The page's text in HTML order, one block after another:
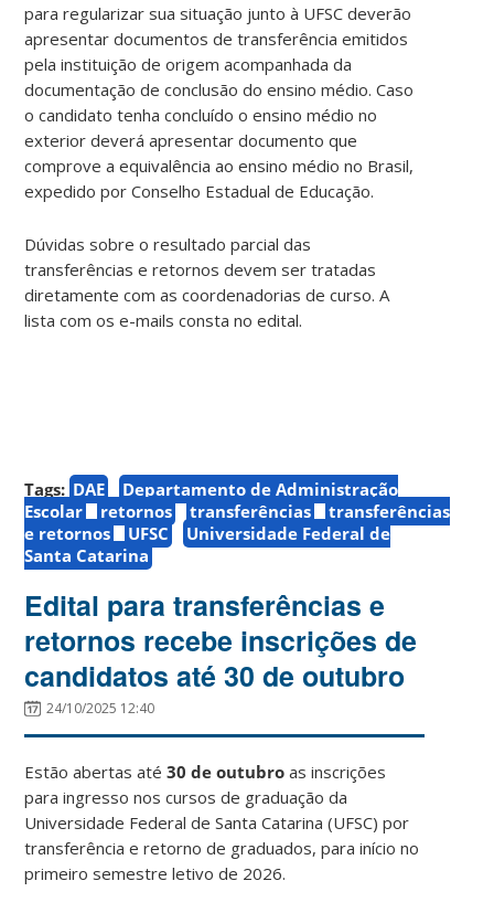
para regularizar sua situação junto à UFSC deverão
apresentar documentos de transferência emitidos
pela instituição de origem acompanhada da
documentação de conclusão do ensino médio. Caso
o candidato tenha concluído o ensino médio no
exterior deverá apresentar documento que
comprove a equivalência ao ensino médio no Brasil,
expedido por Conselho Estadual de Educação.
Dúvidas sobre o resultado parcial das
transferências e retornos devem ser tratadas
diretamente com as coordenadorias de curso. A
lista com os e-mails consta no edital.
Tags: DAE
Departamento de Administração
Escolar
retornos transferências
transferências
e retornos
UFSC
Universidade Federal de
Santa Catarina
Edital para transferências e
retornos recebe inscrições de
candidatos até 30 de outubro
24/10/2025 12:40
Estão abertas até30 de outubro as inscrições
para ingresso nos cursos de graduação da
Universidade Federal de Santa Catarina (UFSC) por
transferência e retorno de graduados, para início no
primeiro semestre letivo de 2026.